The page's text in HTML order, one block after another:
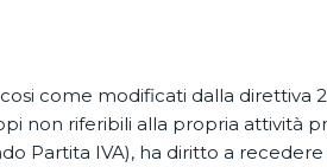
come modificati dalla direttiva
non riferibili alla propria attività
Partita IVA), ha diritto a